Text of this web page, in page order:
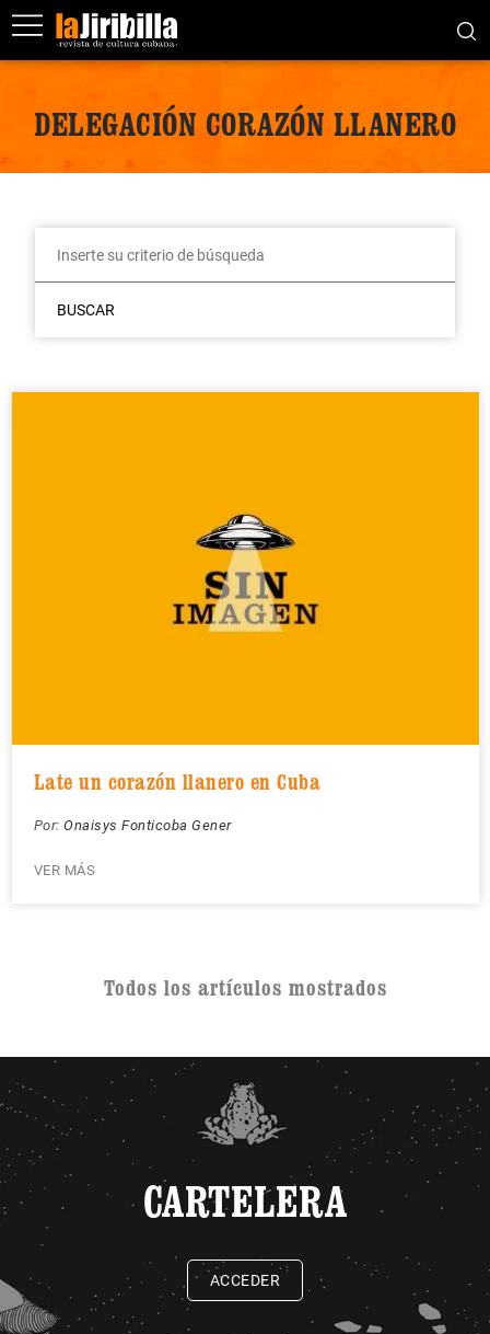
DELEGACIÓN CORAZÓN LLANERO
BUSCAR
Late un corazón llanero en Cuba
Por: Onaisys Fonticoba Gener
VER MÁS
Todos los artículos mostrados
CARTELERA
ACCEDER